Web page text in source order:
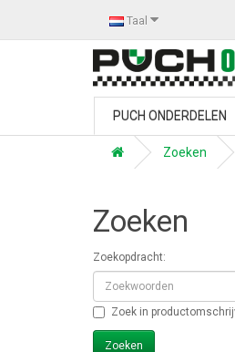
Taal
PUCH ONDERDELEN
Zoeken
Zoeken
Zoekopdracht:
Zoek in